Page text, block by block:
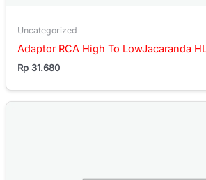
Uncategorized
Adaptor RCA High To LowJacaranda
Rp 31.680